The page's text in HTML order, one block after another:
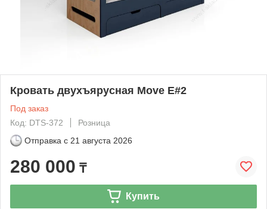
Кровать двухъярусная Move E#2
Под заказ
Код: DTS-372
Розница
Отправка с 21 августа 2026
280 000 ₸
Купить